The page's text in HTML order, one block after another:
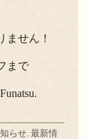
ません！
まで
らせ. 最新情